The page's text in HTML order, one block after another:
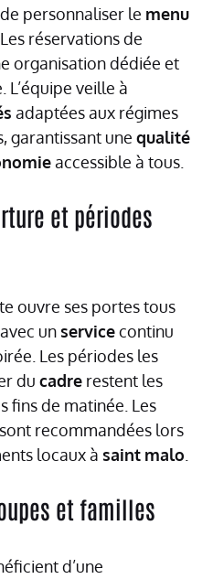
personnaliser le menu
. Les réservations de
organisation dédiée et
L’équipe veille à
adaptées aux régimes
garantissant une qualité
accessible à tous.
et périodes
ouvre ses portes tous
un servicecontinu
Les périodes les
du cadre restent les
fins de matinée. Les
recommandées lors
locaux à saint malo
et familles
d’une